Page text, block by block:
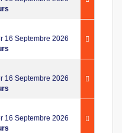
16 Septembre 2026
16 Septembre 2026
16 Septembre 2026